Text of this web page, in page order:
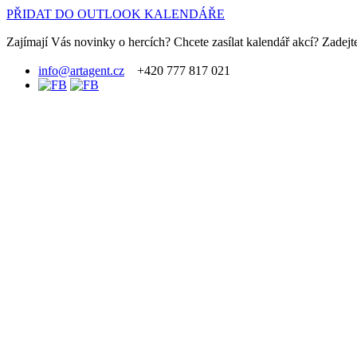
PŘIDAT DO OUTLOOK KALENDÁŘE
Zajímají Vás novinky o hercích? Chcete zasílat kalendář akcí?
info@artagent.cz +420 777 817 021